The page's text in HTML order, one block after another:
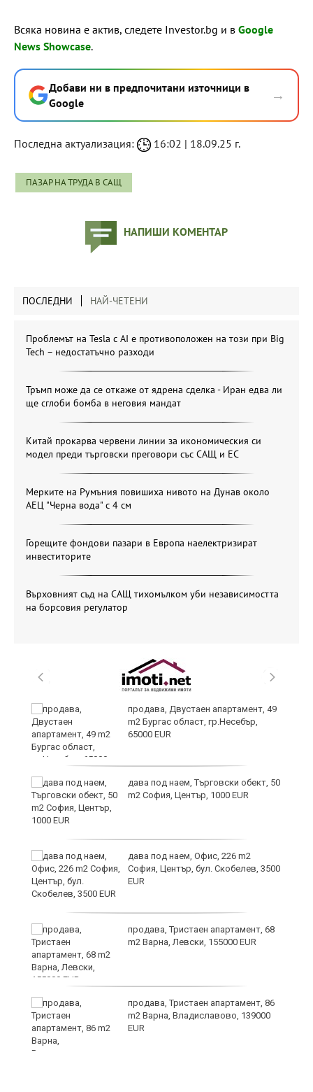
Всяка новина е актив, следете Investor.bg и в Google
News Showcase.
Добави ни в предпочитани източници в
Google
→
Последна актуализация: 16:02 | 18.09.25 г.
ПАЗАР НА ТРУДА В САЩ
НАПИШИ КОМЕНТАР
ПОСЛЕДНИ НАЙ-ЧЕТЕНИ
Проблемът на Tesla с AI е противоположен на този при Big
Tech – недостатъчно разходи
Тръмп може да се откаже от ядрена сделка - Иран едва ли
ще сглоби бомба в неговия мандат
Китай прокарва червени линии за икономическия си
модел преди търговски преговори със САЩ и ЕС
Мерките на Румъния повишиха нивото на Дунав около
АЕЦ "Черна вода" с 4 см
Горещите фондови пазари в Европа наелектризират
инвеститорите
Върховният съд на САЩ тихомълком уби независимостта
на борсовия регулатор
продава, Двустаен апартамент, 49
m2 Бургас област, гр.Несебър,
65000 EUR
дава под наем, Търговски обект, 50
m2 София, Център, 1000 EUR
дава под наем, Офис, 226 m2
София, Център, бул. Скобелев, 3500
EUR
продава, Тристаен апартамент, 68
m2 Варна, Левски, 155000 EUR
продава, Тристаен апартамент, 86
m2 Варна, Владиславово, 139000
EUR